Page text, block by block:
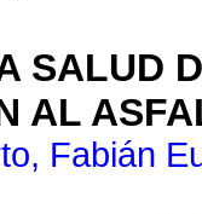
SALUD
AL
Fabián